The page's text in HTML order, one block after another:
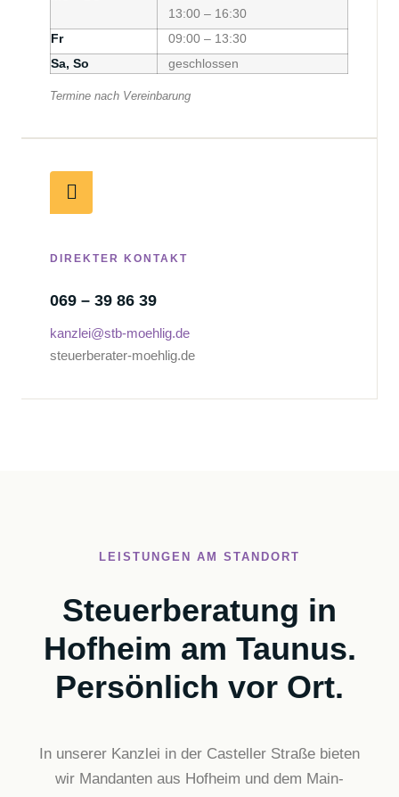
13:00 – 16:30
Fr
09:00 – 13:30
Sa, So
geschlossen
Termine nach Vereinbarung
DIREKTER KONTAKT
069 – 39 86 39
kanzlei@stb-moehlig.de
steuerberater-moehlig.de
LEISTUNGEN AM STANDORT
Steuerberatung in
Hofheim am Taunus.
Persönlich vor Ort.
In unserer Kanzlei in der Casteller Straße bieten
wir Mandanten aus Hofheim und dem Main-